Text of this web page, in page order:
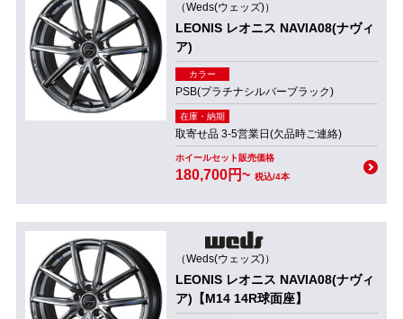
（Weds(ウェッズ)）
LEONIS レオニス NAVIA08(ナヴィ
ア)
カラー
PSB(プラチナシルバーブラック)
在庫・納期
取寄せ品 3-5営業日(欠品時ご連絡)
ホイールセット販売価格
180,700円~ 税込/4本
（Weds(ウェッズ)）
LEONIS レオニス NAVIA08(ナヴィ
ア)【M14 14R球面座】